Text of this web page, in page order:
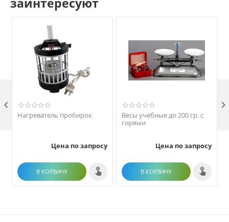
Нагреватель пробирок
Цена по запросу
В КОРЗИНУ
Весы учебные до 200 гр. с
гирями
Цена по запросу
В КОРЗИНУ
 